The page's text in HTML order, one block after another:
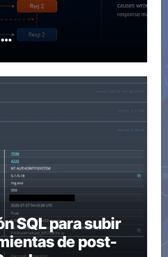
SQL para subir
de post-